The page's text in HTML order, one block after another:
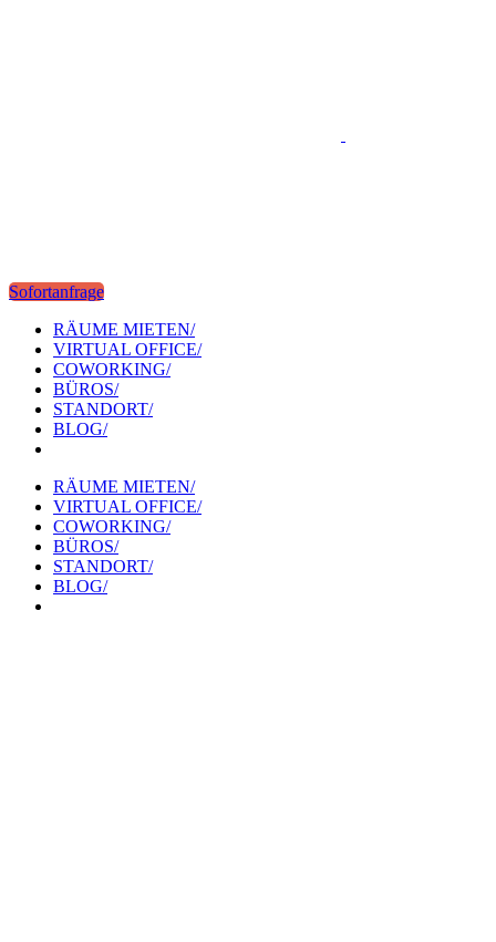
Sofortanfrage
RÄUME MIETEN/
VIRTUAL OFFICE/
COWORKING/
BÜROS/
STANDORT/
BLOG/
RÄUME MIETEN/
VIRTUAL OFFICE/
COWORKING/
BÜROS/
STANDORT/
BLOG/